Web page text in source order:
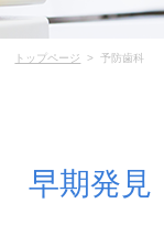
トップページ >予防歯科
早期発見